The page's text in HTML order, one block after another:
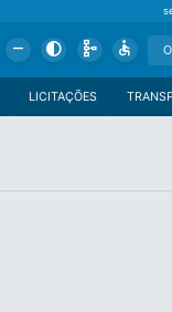
Remove Contrast Schema Accessible
LICITAÇÕES